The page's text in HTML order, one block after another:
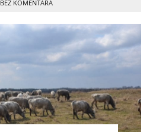
BEZ KOMENTARA